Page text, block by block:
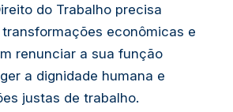
do Trabalho precisa
econômicas e
renunciar a sua função
a dignidade humana e
justas de trabalho.